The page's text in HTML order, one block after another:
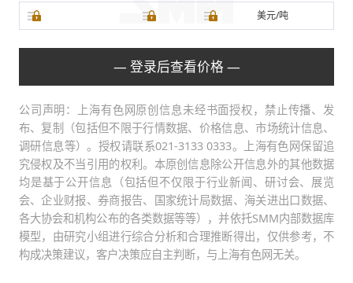
美元/吨
— 登录后查看价格 —
公司声明：上海有色网原创信息未经书面授权，禁止传播、发
布、复制（包括但不限于行情数据、价格信息、市场统计信息、
调研信息等）。授权请联系021-3133 0333。上海有色网保留追
究侵权及不当引用的权利。本原创信息除公开信息外的其他数据
均是基于公开信息（包括但不仅限于行业新闻、研讨会、展览
会、企业财报、券商报告、国家统计局数据、海关进出口数据、
各大协会和机构公布的各类数据等等），并依托SMM内部数据库
模型，由研究小组进行综合分析和合理推断得出，仅供参考，不
构成决策建议，客户决策应自主判断，与上海有色网无关。